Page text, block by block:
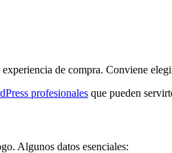
de compra. Conviene
profesionales que pueden
Algunos datos esenciales: